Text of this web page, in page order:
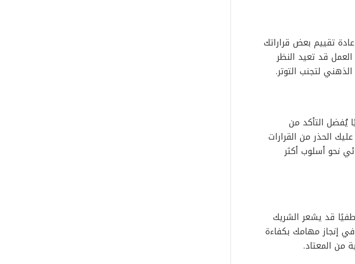
تقييم بعض قراراتك
قد تعيد النظر
لتجنب التوتر.
يُفضل التأكد من
الحذر من القرارات
نحو أسلوب أكثر
قد يشعر الشريك
إنجاز مهامك بكفاءة
من المعتاد.